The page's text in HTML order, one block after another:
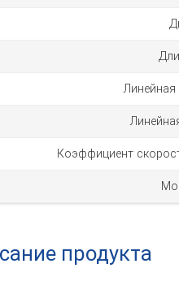
Линейная
Коэффициент
продукта